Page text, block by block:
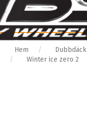
Hem Dubbdäck
Winter ice zero 2